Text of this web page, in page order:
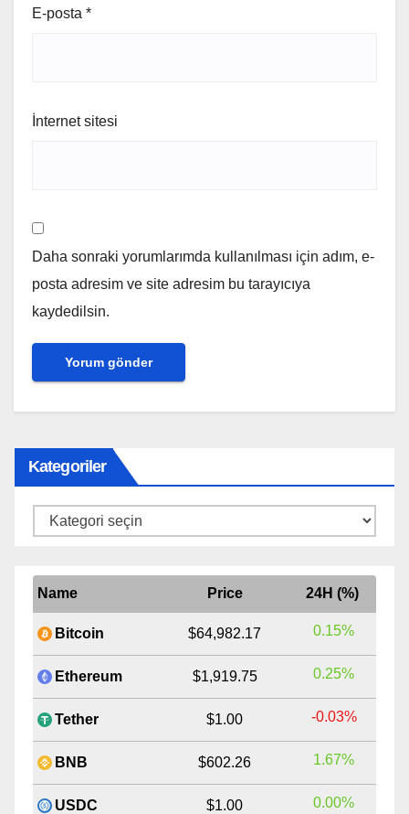
E-posta *
İnternet sitesi
Daha sonraki yorumlarımda kullanılması için adım, e-
posta adresim ve site adresim bu tarayıcıya
kaydedilsin.
Kategoriler
Kategoriler
Name Price 24H (%)
Bitcoin $64,982.17 0.15%
Ethereum $1,919.75 0.25%
Tether $1.00 -0.03%
BNB $602.26 1.67%
USDC $1.00 0.00%